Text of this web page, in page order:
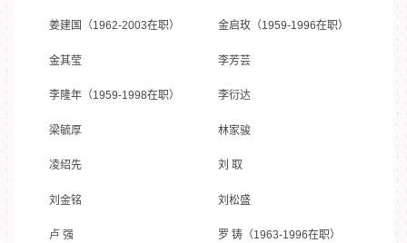
姜建国（1962-2003在职） 金启玫（1959-1996在职）
金其莹 李芳芸
李隆年（1959-1998在职） 李衍达
梁毓厚 林家骏
凌绍先 刘 取
刘金铭 刘松盛
卢 强 罗 铸（1963-1996在职）